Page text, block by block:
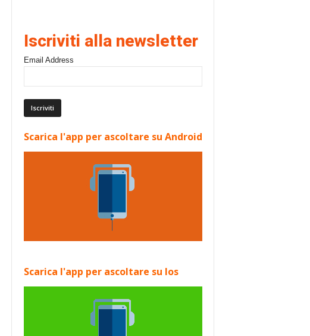
Iscriviti alla newsletter
Email Address
Scarica l'app per ascoltare su Android
Scarica l'app per ascoltare su Ios